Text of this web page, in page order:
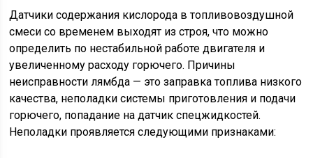
Датчики содержания кислорода в топливовоздушной
смеси со временем выходят из строя, что можно
определить по нестабильной работе двигателя и
увеличенному расходу горючего. Причины
неисправности лямбда — это заправка топлива низкого
качества, неполадки системы приготовления и подачи
горючего, попадание на датчик спецжидкостей.
Неполадки проявляется следующими признаками: